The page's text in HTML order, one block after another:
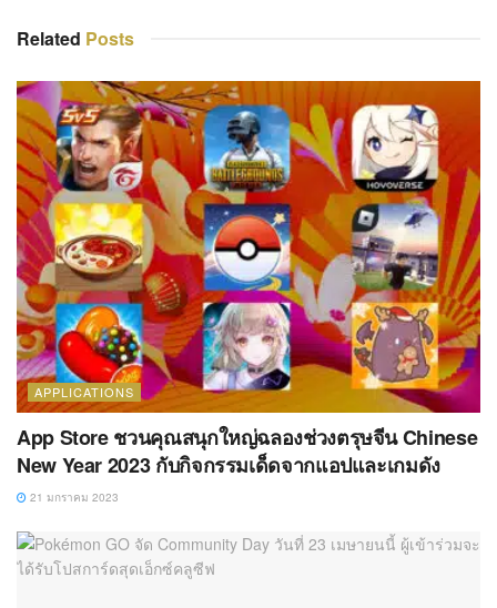
Related Posts
APPLICATIONS
App Store ชวนคุณสนุกใหญ่ฉลองช่วงตรุษจีน Chinese
New Year 2023 กับกิจกรรมเด็ดจากแอปและเกมดัง
21 มกราคม 2023